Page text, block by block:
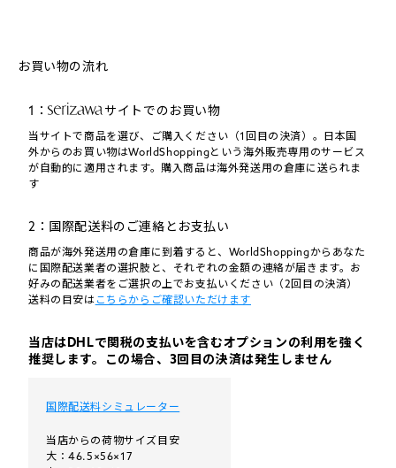
お買い物の流れ
1： サイトでのお買い物
当サイトで商品を選び、ご購入ください（1回目の決済）。日本国
外からのお買い物はWorldShoppingという海外販売専用のサービス
が自動的に適用されます。購入商品は海外発送用の倉庫に送られま
す
2：国際配送料のご連絡とお支払い
商品が海外発送用の倉庫に到着すると、WorldShoppingからあなた
に国際配送業者の選択肢と、それぞれの金額の連絡が届きます。お
好みの配送業者をご選択の上でお支払いください（2回目の決済）
送料の目安は こちらからご確認いただけます
当店はDHLで関税の支払いを含むオプションの利用を強く
推奨します。この場合、3回目の決済は発生しません
国際配送料シミュレーター
当店からの荷物サイズ目安
大：46.5×56×17